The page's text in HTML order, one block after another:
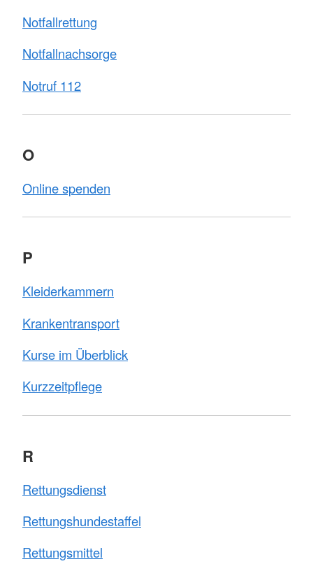
Notfallrettung
Notfallnachsorge
Notruf 112
O
Online spenden
P
Kleiderkammern
Krankentransport
Kurse im Überblick
Kurzzeitpflege
R
Rettungsdienst
Rettungshundestaffel
Rettungsmittel